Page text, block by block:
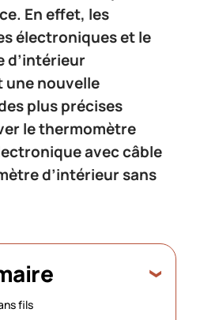
En effet, les
électroniques et le
d’intérieur
une nouvelle
plus précises
le thermomètre
avec câble
d’intérieur sans
fils